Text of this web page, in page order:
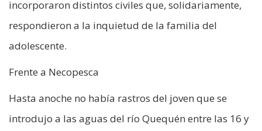
incorporaron distintos civiles que, solidariamente,
respondieron a la inquietud de la familia del
adolescente.
Frente a Necopesca
Hasta anoche no había rastros del joven que se
introdujo a las aguas del río Quequén entre las 16 y